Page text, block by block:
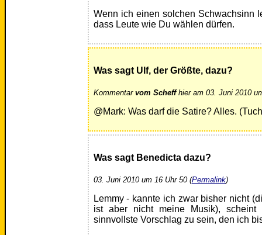
Wenn ich einen solchen Schwachsinn
dass Leute wie Du wählen dürfen.
Was sagt Ulf, der Größte, dazu?
Kommentar vom Scheffhier am 03. Juni 2010
@Mark: Was darf die Satire? Alles.
Was sagt Benedicta dazu?
03. Juni 2010 um 16 Uhr 50 (Permalink)
Lemmy - kannte ich zwar bisher nicht
ist aber nicht meine Musik),
sinnvollste Vorschlag zu sein, den ich